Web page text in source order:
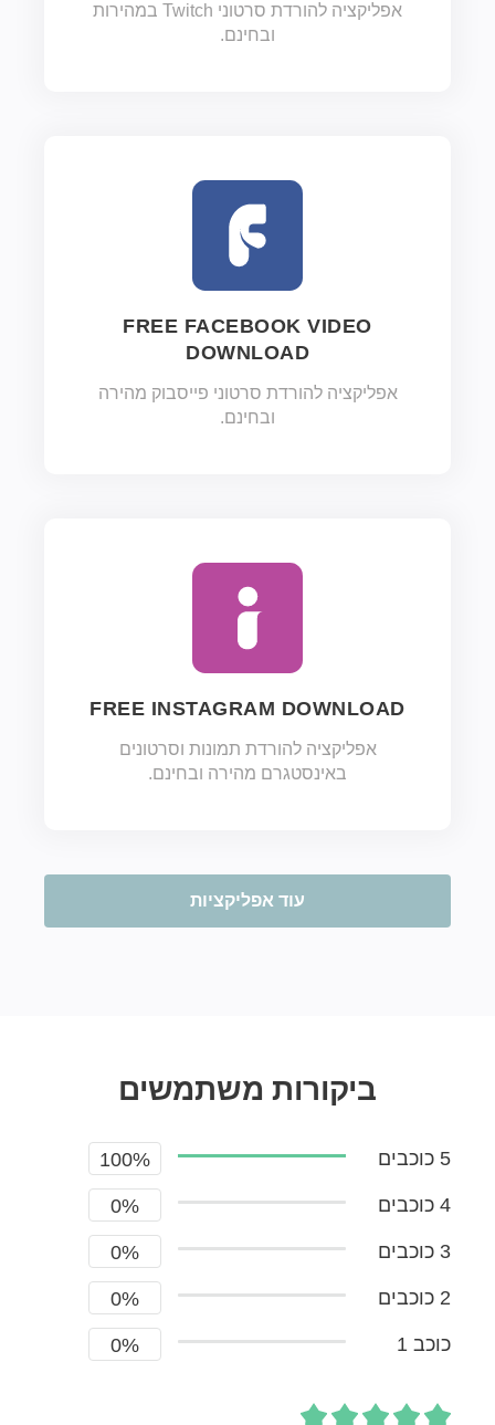
אפליקציה להורדת סרטוני Twitch במהירות
ובחינם.
FREE FACEBOOK VIDEO
DOWNLOAD
אפליקציה להורדת סרטוני פייסבוק מהירה
ובחינם.
FREE INSTAGRAM DOWNLOAD
אפליקציה להורדת תמונות וסרטונים
באינסטגרם מהירה ובחינם.
עוד אפליקציות
ביקורות משתמשים
5 כוכבים 100%
4 כוכבים 0%
3 כוכבים 0%
2 כוכבים 0%
כוכב 1 0%